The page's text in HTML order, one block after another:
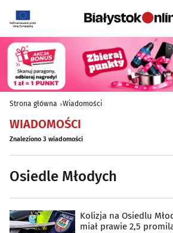
Strona główna Wiadomości
WIADOMOŚCI
Znaleziono 3 wiadomości
Osiedle Młodych
Kolizja na Osiedlu
miał prawie 2,5